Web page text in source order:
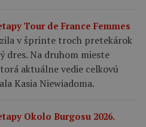
Tour de France Femmes
v šprinte troch pretekárok
dres. Na druhom mieste
aktuálne vedie celkovú
Kasia Niewiadoma.
Okolo Burgosu 2026.